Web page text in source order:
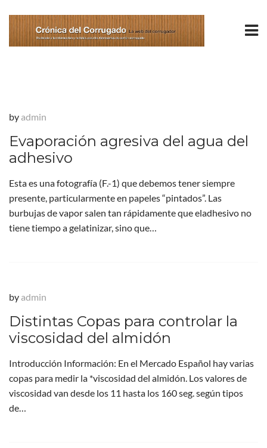
by admin
Evaporación agresiva del agua del
adhesivo
Esta es una fotografía (F.-1) que debemos tener siempre
presente, particularmente en papeles “pintados”. Las
burbujas de vapor salen tan rápidamente que eladhesivo no
tiene tiempo a gelatinizar, sino que…
by admin
Distintas Copas para controlar la
viscosidad del almidón
Introducción Información: En el Mercado Español hay varias
copas para medir la *viscosidad del almidón. Los valores de
viscosidad van desde los 11 hasta los 160 seg. según tipos
de…